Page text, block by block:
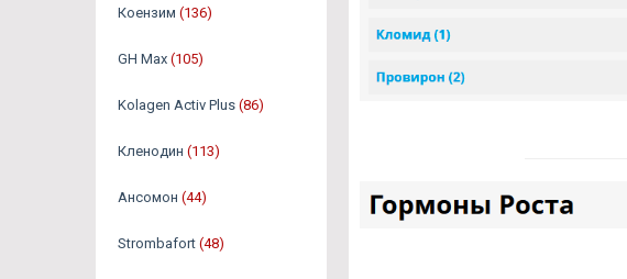
Коензим (136)
GH Max (105)
Kolagen Activ Plus (86)
Кленодин (113)
Ансомон (44)
Strombafort (48)